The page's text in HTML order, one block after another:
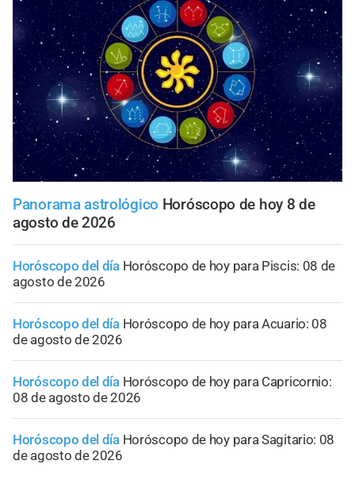
Panorama astrológico Horóscopo de hoy 8 de
agosto de 2026
Horóscopo del día Horóscopo de hoy para Piscis: 08 de
agosto de 2026
Horóscopo del día Horóscopo de hoy para Acuario: 08
de agosto de 2026
Horóscopo del día Horóscopo de hoy para Capricornio:
08 de agosto de 2026
Horóscopo del día Horóscopo de hoy para Sagitario: 08
de agosto de 2026